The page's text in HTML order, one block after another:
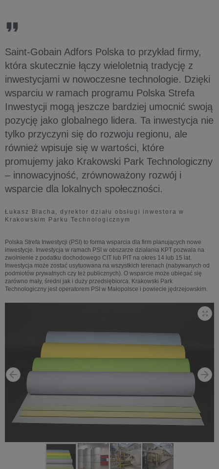
Saint-Gobain Adfors Polska to przykład firmy,
która skutecznie łączy wieloletnią tradycję z
inwestycjami w nowoczesne technologie. Dzięki
wsparciu w ramach programu Polska Strefa
Inwestycji mogą jeszcze bardziej umocnić swoją
pozycję jako globalnego lidera. Ta inwestycja nie
tylko przyczyni się do rozwoju regionu, ale
również wpisuje się w wartości, które
promujemy jako Krakowski Park Technologiczny
– innowacyjność, zrównoważony rozwój i
wsparcie dla lokalnych społeczności.
Łukasz Blacha, dyrektor działu obsługi inwestora w
Krakowskim Parku Technologicznym
Polska Strefa Inwestycji (PSI) to forma wsparcia dla firm planujących nowe
inwestycje. Inwestycja w ramach PSI w obszarze działania KPT pozwala na
zwolnienie z podatku dochodowego CIT lub PIT na okres 14 lub 15 lat.
Inwestycja może zostać usytuowana na wszystkich terenach (nabywanych od
podmiotów prywatnych czy też publicznych). O wsparcie może ubiegać się
zarówno mały, średni jak i duży przedsiębiorca. Krakowski Park
Technologiczny jest operatorem PSI w Małopolsce i powiecie jędrzejowskim.